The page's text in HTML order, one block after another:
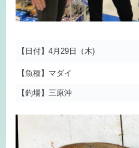
【日付】4月29日（木)
【魚種】マダイ
【釣場】三原沖